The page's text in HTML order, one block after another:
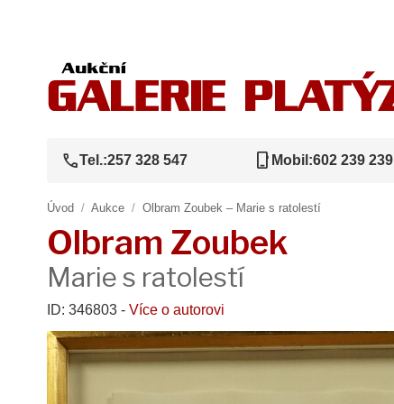
callTel.:257 328 547 phone_iphone Mobil:602 239 239
Úvod / Aukce / Olbram Zoubek – Marie s ratolestí
Olbram Zoubek
Marie s ratolestí
ID: 346803 - Více o autorovi